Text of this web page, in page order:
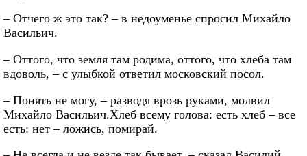
– Отчего ж это так? – в недоуменье спросил Михайло
Васильич.
– Оттого, что земля там родима, оттого, что хлеба там
вдоволь, – с улыбкой ответил московский посол.
– Понять не могу, – разводя врозь руками, молвил
Михайло Васильич.Хлеб всему голова: есть хлеб – все
есть: нет – ложись, помирай.